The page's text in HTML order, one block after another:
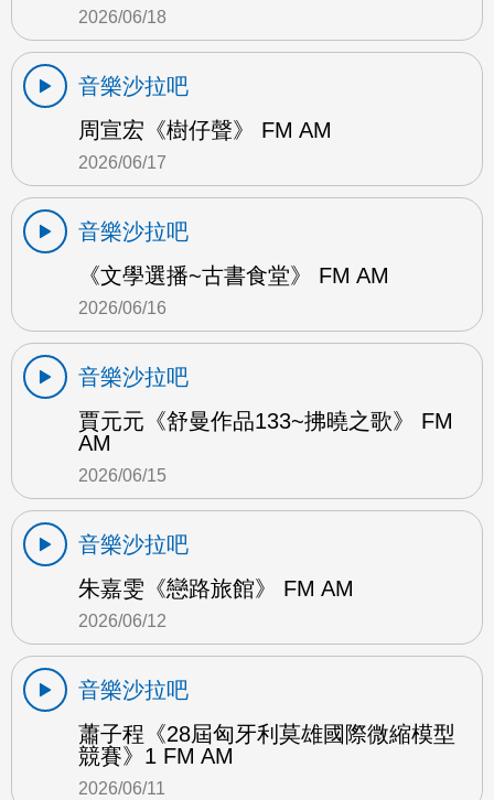
2026/06/18
音樂沙拉吧
周宣宏《樹仔聲》 FM AM
2026/06/17
音樂沙拉吧
《文學選播~古書食堂》 FM AM
2026/06/16
音樂沙拉吧
賈元元《舒曼作品133~拂曉之歌》 FM
AM
2026/06/15
音樂沙拉吧
朱嘉雯《戀路旅館》 FM AM
2026/06/12
音樂沙拉吧
蕭子程《28屆匈牙利莫雄國際微縮模型
競賽》1 FM AM
2026/06/11